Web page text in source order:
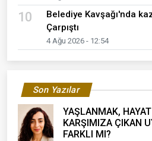
10
Belediye Kavşağı'nda
Çarpıştı
4 Ağu 2026 - 12:54
Son Yazılar
YAŞLANMAK,
KARŞIMIZA ÇIKAN
FARKLI MI?